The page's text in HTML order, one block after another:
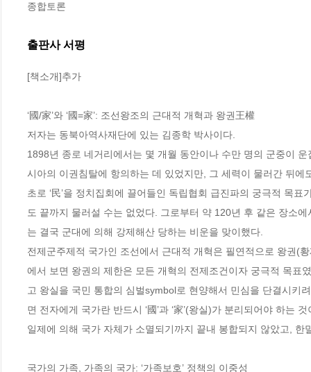
종합토론
출판사 서평
[책소개]추가
‘國/家’와 ‘國=家’: 조선왕조의 근대적 개혁과 왕권王權
저자는 동북아역사재단에 있는 김종학 박사이다.
1898년 종로 네거리에서는 몇 개월 동안이나 수만 명의 군중이
시아의 이권침탈에 항의하는 데 있었지만, 그 세력이 물러간 뒤
초로 ‘民’을 정치집회에 끌어들인 독립협회 급진파의 궁극적 목
도 끝까지 물러설 수는 없었다. 그로부터 약 120년 후 같은 장소
는 결국 군대에 의해 강제해산 당하는 비운을 맞이했다.
전제군주제적 국가인 조선에서 근대적 개혁은 필연적으로 왕권(
에서 보면 왕권의 제한은 모든 개혁의 전제조건이자 궁극적 목표
고 왕실을 국민 통합의 심벌symbol로 현양해서 민심을 단결시키
면 전자에게 국가란 반드시 ‘國’과 ‘家’(왕실)가 분리되어야 하는
일제에 의해 국가 자체가 소멸되기까지 끝내 봉합되지 않았고,
국가의 가족, 가족의 국가: ‘가족보호’ 정책의 이중성